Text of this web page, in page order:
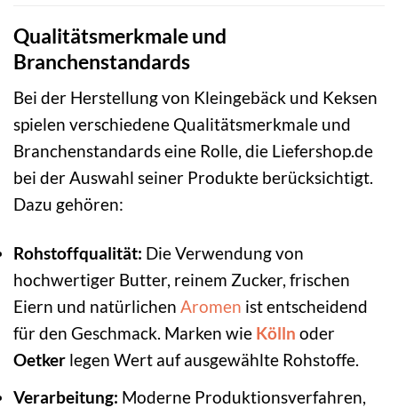
Qualitätsmerkmale und
Branchenstandards
Bei der Herstellung von Kleingebäck und Keksen
spielen verschiedene Qualitätsmerkmale und
Branchenstandards eine Rolle, die Liefershop.de
bei der Auswahl seiner Produkte berücksichtigt.
Dazu gehören:
Rohstoffqualität: Die Verwendung von
hochwertiger Butter, reinem Zucker, frischen
Eiern und natürlichen Aromen ist entscheidend
für den Geschmack. Marken wie Kölln oder
Oetker legen Wert auf ausgewählte Rohstoffe.
Verarbeitung: Moderne Produktionsverfahren,